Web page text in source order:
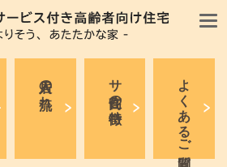
入居の流れ サ高住の特徴 よくあるご質問